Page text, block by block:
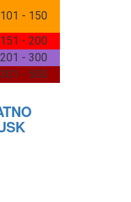
101 - 150
151 - 200
201 - 300
301 - 500